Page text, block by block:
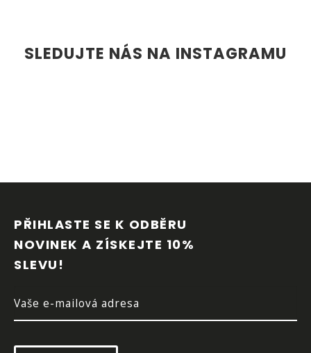
SLEDUJTE NÁS NA INSTAGRAMU
PŘIHLASTE SE K ODBĚRU
NOVINEK A ZÍSKEJTE 10%
SLEVU!